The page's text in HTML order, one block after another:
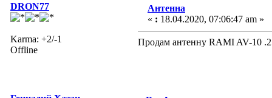
DRON77
Karma: +2/-1
Offline
Антенна
« : 18.04.2020, 07:06:47 am »
Продам антенну RAMI AV-10